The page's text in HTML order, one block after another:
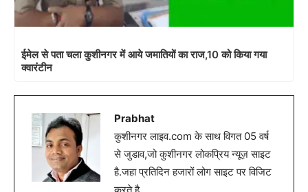
ईमेल से पता चला कुशीनगर में आये जमातियों का राज,10 को किया गया
क्वारंटीन
Prabhat
कुशीनगर लाइव.com के साथ विगत 05 वर्ष
से जुडाव,जो कुशीनगर लोकप्रिय न्यूज़ साइट
है.जहा प्रतिदिन हजारों लोग साइट पर विजिट